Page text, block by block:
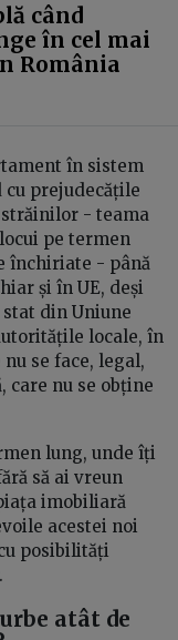
când
în cel mai
România
în sistem
prejudecățile
- teama
pe termen
închiriate - până
și în UE, deși
din Uniune
locale, în
se face, legal,
care nu se obține
lung, unde îți
să ai vreun
imobiliară
acestei noi
posibilități
atât de